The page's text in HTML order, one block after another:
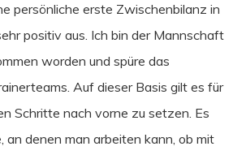
persönliche erste Zwischenbilanz in
positiv aus. Ich bin der Mannschaft
worden und spüre das
Auf dieser Basis gilt es für
Schritte nach vorne zu setzen. Es
an denen man arbeiten kann, ob mit